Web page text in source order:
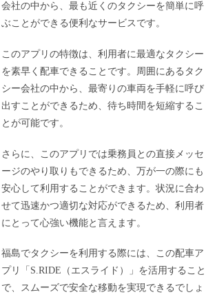
会社の中から、最も近くのタクシーを簡単に呼
ぶことができる便利なサービスです。
このアプリの特徴は、利用者に最適なタクシー
を素早く配車できることです。周囲にあるタク
シー会社の中から、最寄りの車両を手軽に呼び
出すことができるため、待ち時間を短縮するこ
とが可能です。
さらに、このアプリでは乗務員との直接メッセ
ージのやり取りもできるため、万が一の際にも
安心して利用することができます。状況に合わ
せて迅速かつ適切な対応ができるため、利用者
にとって心強い機能と言えます。
福島でタクシーを利用する際には、この配車ア
プリ「S.RIDE（エスライド）」を活用すること
で、スムーズで安全な移動を実現できるでしょ